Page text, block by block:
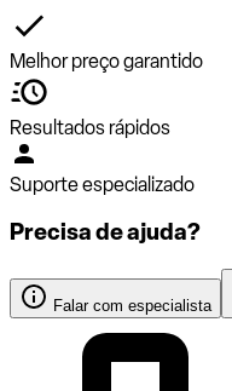
Melhor preço garantido
Resultados rápidos
Suporte especializado
Precisa de ajuda?
Falar com especialista